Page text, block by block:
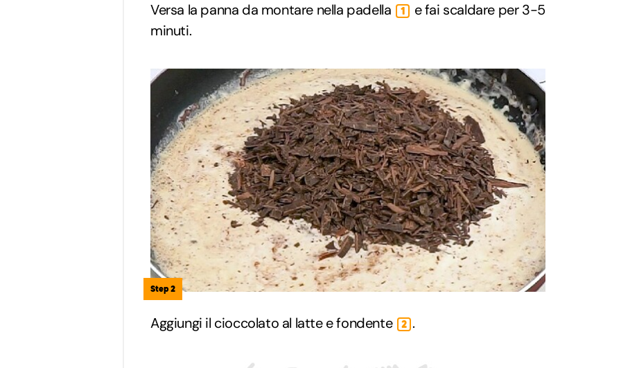
Versa la panna da montare nella padella 1
e fai scaldare per 3-5
minuti.
Step 2
Aggiungi il cioccolato al latte e fondente 2 .